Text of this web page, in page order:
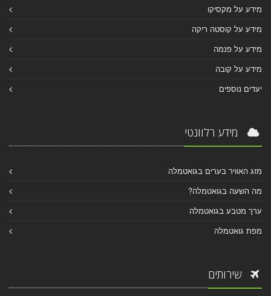
מידע על מקסיקו
מידע על קוסטה ריקה
מידע על פנמה
מידע על קובה
יעדים נוספים
מידע רלוונטי
מזג האוויר בערים בגואטמלה
מה השעה בגואטמלה?
ערך מטבע בגואטמלה
מפת גואטמלה
שירותים